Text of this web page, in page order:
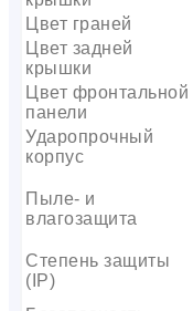
Цвет граней
Цвет задней
крышки
Цвет фронтальной
панели
Ударопрочный
корпус
Пыле- и
влагозащита
Степень защиты
(IP)